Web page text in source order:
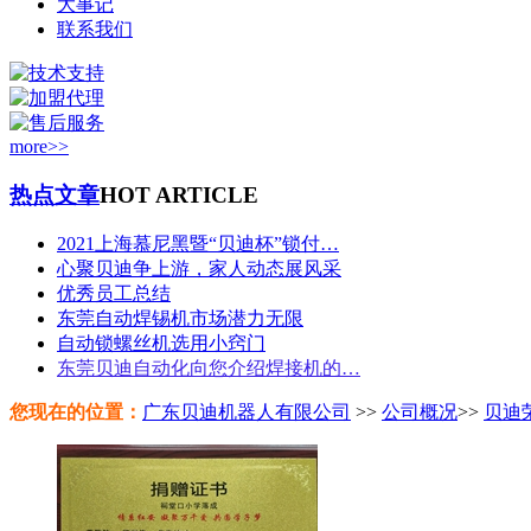
联系我们
more>>
热点文章HOT ARTICLE
2021上海慕尼黑暨“贝迪杯”锁付…
心聚贝迪争上游，家人动态展风采
优秀员工总结
东莞自动焊锡机市场潜力无限
自动锁螺丝机选用小窍门
东莞贝迪自动化向您介绍焊接机的…
您现在的位置： 广东贝迪机器人有限公司 >> 公司概况>> 贝迪